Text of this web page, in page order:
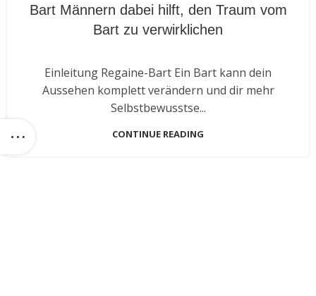
Bart Männern dabei hilft, den Traum vom
Bart zu verwirklichen
Einleitung Regaine-Bart Ein Bart kann dein
Aussehen komplett verändern und dir mehr
Selbstbewusstse...
CONTINUE READING